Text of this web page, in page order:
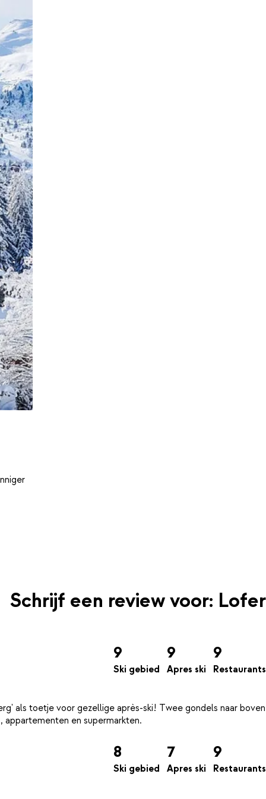
Schrijf een review voor: Lofer
9
Ski gebied
9
Apres ski
9
Restaurants
als toetje voor gezellige après-ski! Twee gondels naar boven
8
Ski gebied
7
Apres ski
9
Restaurants